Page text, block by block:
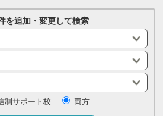
を追加・変更して検索
制サポート校 両方